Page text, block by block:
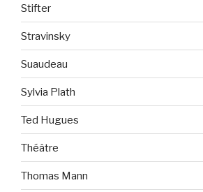
Stifter
Stravinsky
Suaudeau
Sylvia Plath
Ted Hugues
Théâtre
Thomas Mann